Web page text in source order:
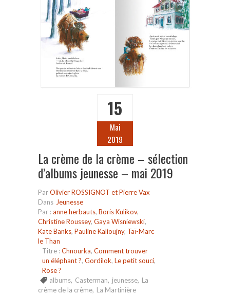
15
Mai
2019
La crème de la crème – sélection
d’albums jeunesse – mai 2019
ParOlivier ROSSIGNOT et Pierre Vax
Dans Jeunesse
Par :anne herbauts, Boris Kulikov,
Christine Roussey, Gaya Wisniewski,
Kate Banks, Pauline Kalioujny, Taï-Marc
le Than
Titre :Chnourka, Comment trouver
un éléphant ?, Gordilok, Le petit souci,
Rose ?
albums, Casterman, jeunesse, La
crème de la crème, La Martinière